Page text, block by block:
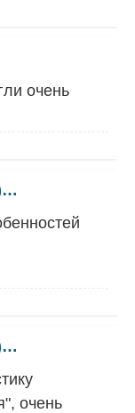
очень
очень